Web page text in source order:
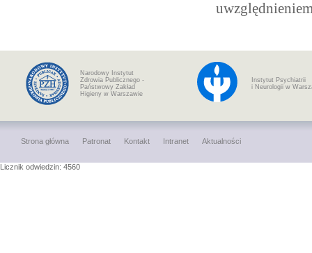
Narodowy Instytut
Zdrowia Publicznego -
Państwowy Zakład
Higieny w Warszawie
Instytut Psychiatrii
i Neurologii w
Strona główna Patronat Kontakt Intranet Aktualności
Licznik odwiedzin: 4560